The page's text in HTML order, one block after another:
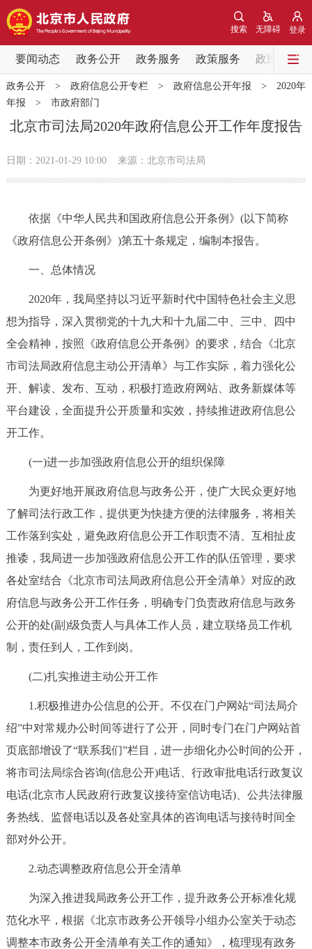
登录
无障碍
搜索
要闻动态 政务公开 政务服务 政策服务 政民互动
要闻动态
党中央精神 国务院信息 中央部委动态
北京要闻 会议信息 部门动态
各区热点
市领导 机构职能 政策服务
决策公开 专题公开
政务服务
便民服务
阳光政务
政民互动
12345网上接诉即办 我要咨询 我要建议
参与调查 在线访谈 图说互动
走进北京
绿色北京 图说北京 视频北京
多语种
ENGLISH 한국어 日本語
DEUTSCH FRANÇAIS РУССКИЙ ЯЗЫК
ITALIANO
政务公开> 政府信息公开专栏> 政府信息公开年报 > 2020年
年报 > 市政府部门
北京市司法局2020年政府信息公开工作年度报告
日期：2021-01-29 10:00 来源：北京市司法局
依据《中华人民共和国政府信息公开条例》(以下简称
《政府信息公开条例》)第五十条规定，编制本报告。
一、总体情况
2020年，我局坚持以习近平新时代中国特色社会主义思
想为指导，深入贯彻党的十九大和十九届二中、三中、四中
全会精神，按照《政府信息公开条例》的要求，结合《北京
市司法局政府信息主动公开清单》与工作实际，着力强化公
开、解读、发布、互动，积极打造政府网站、政务新媒体等
平台建设，全面提升公开质量和实效，持续推进政府信息公
开工作。
(一)进一步加强政府信息公开的组织保障
为更好地开展政府信息与政务公开，使广大民众更好地
了解司法行政工作，提供更为快捷方便的法律服务，将相关
工作落到实处，避免政府信息公开工作职责不清、互相扯皮
推诿，我局进一步加强政府信息公开工作的队伍管理，要求
各处室结合《北京市司法局政府信息公开全清单》对应的政
府信息与政务公开工作任务，明确专门负责政府信息与政务
公开的处(副)级负责人与具体工作人员，建立联络员工作机
制，责任到人，工作到岗。
(二)扎实推进主动公开工作
1.积极推进办公信息的公开。不仅在门户网站“司法局介
绍”中对常规办公时间等进行了公开，同时专门在门户网站首
页底部增设了“联系我们”栏目，进一步细化办公时间的公开，
将市司法局综合咨询(信息公开)电话、行政审批电话行政复议
电话(北京市人民政府行政复议接待室信访电话)、公共法律服
务热线、监督电话以及各处室具体的咨询电话与接待时间全
部对外公开。
2.动态调整政府信息公开全清单
为深入推进我局政务公开工作，提升政务公开标准化规
范化水平，根据《北京市政务公开领导小组办公室关于动态
调整本市政务公开全清单有关工作的通知》，梳理现有政务